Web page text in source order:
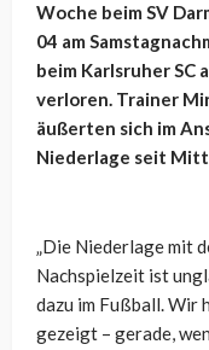
Woche beim SV
04 am
beim Karlsruher
verloren. Trainer
äußerten sich im
Niederlage seit
„Die Niederlage mit
Nachspielzeit ist
dazu im Fußball. Wir
gezeigt – gerade,